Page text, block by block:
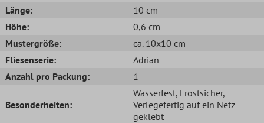
Länge:
10 cm
Höhe:
0,6 cm
Mustergröße:
ca. 10x10 cm
Fliesenserie:
Adrian
Anzahl pro Packung:
1
Besonderheiten:
Wasserfest, Frostsicher,
Verlegefertig auf ein Netz
geklebt